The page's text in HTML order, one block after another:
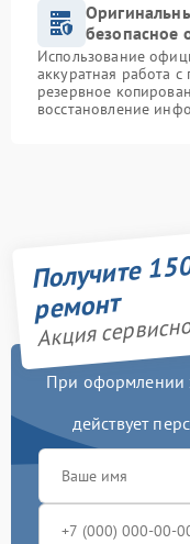
безопасное
Использование
аккуратная работа
резервное
восстановление
Получите
ремонт
Акция
При оформлении
действует